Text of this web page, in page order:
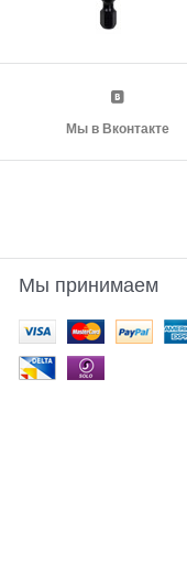
Мы в Вконтакте
Мы принимаем